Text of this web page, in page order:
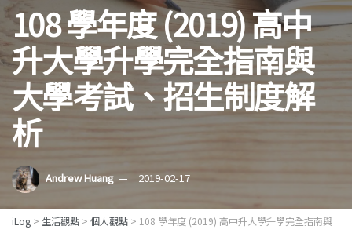
108 學年度 (2019) 高中
升大學升學完全指南與
大學考試、招生制度解
析
Andrew Huang 2019-02-17
iLog > 生活觀點 > 個人觀點 > 108 學年度 (2019) 高中升大學升學完全指南與